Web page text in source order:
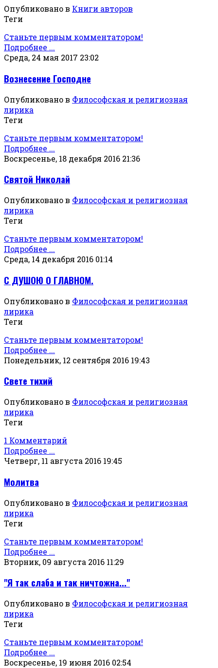
Опубликовано в Книги авторов
Теги
Станьте первым комментатором!
Подробнее ...
Среда, 24 мая 2017 23:02
Вознесение Господне
Опубликовано в Философская и религиозная
лирика
Теги
Станьте первым комментатором!
Подробнее ...
Воскресенье, 18 декабря 2016 21:36
Святой Николай
Опубликовано в Философская и религиозная
лирика
Теги
Станьте первым комментатором!
Подробнее ...
Среда, 14 декабря 2016 01:14
С ДУШОЮ О ГЛАВНОМ.
Опубликовано в Философская и религиозная
лирика
Теги
Станьте первым комментатором!
Подробнее ...
Понедельник, 12 сентября 2016 19:43
Свете тихий
Опубликовано в Философская и религиозная
лирика
Теги
1 Комментарий
Подробнее ...
Четверг, 11 августа 2016 19:45
Молитва
Опубликовано в Философская и религиозная
лирика
Теги
Станьте первым комментатором!
Подробнее ...
Вторник, 09 августа 2016 11:29
"Я так слаба и так ничтожна..."
Опубликовано в Философская и религиозная
лирика
Теги
Станьте первым комментатором!
Подробнее ...
Воскресенье, 19 июня 2016 02:54